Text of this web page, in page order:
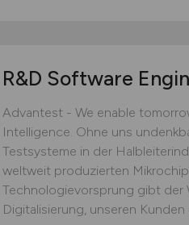
R&D Software
Advantest - We enable
Intelligence. Ohne uns
Testsysteme in der
weltweit produzierten
Technologievorsprung gibt der
Digitalisierung, unseren Kunden